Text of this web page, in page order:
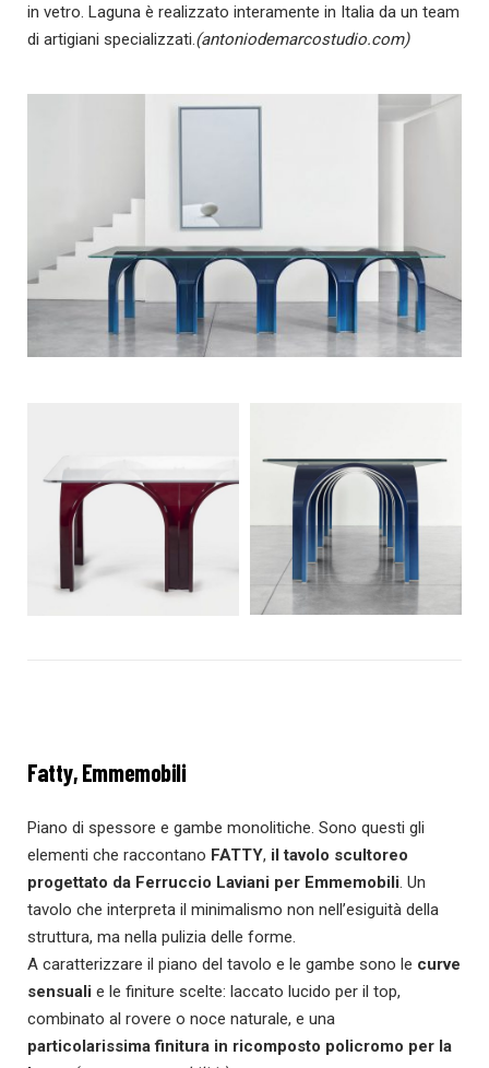
in vetro. Laguna è realizzato interamente in Italia da un team
di artigiani specializzati.(antoniodemarcostudio.com)
Fatty, Emmemobili
Piano di spessore e gambe monolitiche. Sono questi gli
elementi che raccontano FATTY, il tavolo scultoreo
progettato da Ferruccio Laviani per Emmemobili. Un
tavolo che interpreta il minimalismo non nell’esiguità della
struttura, ma nella pulizia delle forme.
A caratterizzare il piano del tavolo e le gambe sono le curve
sensuali e le finiture scelte: laccato lucido per il top,
combinato al rovere o noce naturale, e una
particolarissima finitura in ricomposto policromo per la